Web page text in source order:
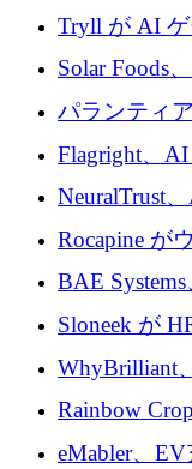
EIT Urban
Tryll が AI
ースし、60
Solar Foods
ーロの資金
パランティ
ズ スタート
を調達
Flagright、
ームを拡張
ドルを確保
NeuralTrust
ラットフォ
Rocapine が
オを拡大す
ルを調達
BAE
アップの規
ユーロの支
Sloneek が
トに変える
WhyBrilliant
人マッチン
Rainbow
アリングを
eMabler、